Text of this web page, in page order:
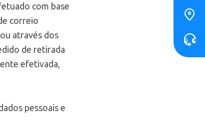
com base
correio
através dos
de retirada
efetivada,
pessoais e